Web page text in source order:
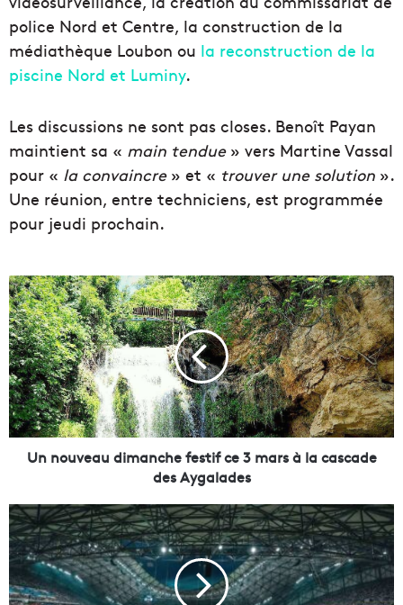
police Nord et Centre, la construction de la
médiathèque Loubon ou la reconstruction de la
piscine Nord et Luminy.
Les discussions ne sont pas closes. Benoît Payan
maintient sa « main tendue» vers Martine Vassal
pour « la convaincre» et « trouver une solution ».
Une réunion, entre techniciens, est programmée
pour jeudi prochain.
U
n
n
o
u
v
e
a
u
a
n
c
h
e
Un nouveau dimanche festif ce 3 mars à la cascade
des Aygalades
L
'
O
p